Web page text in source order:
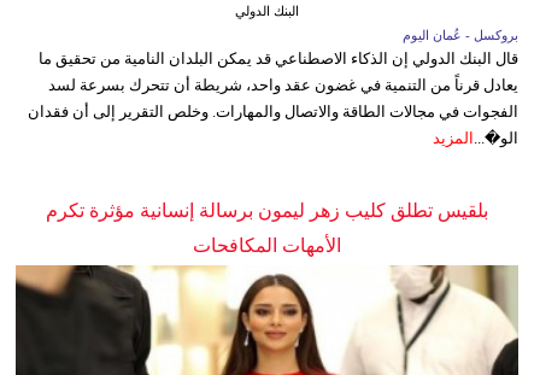
البنك الدولي
بروكسل - عُمان اليوم
قال البنك الدولي إن الذكاء الاصطناعي قد يمكن البلدان النامية من تحقيق ما
يعادل قرناً من التنمية في غضون عقد واحد، شريطة أن تتحرك بسرعة لسد
الفجوات في مجالات الطاقة والاتصال والمهارات. وخلص التقرير إلى أن فقدان
الو�... المزيد
بلقيس تطلق كليب زهر ليمون برسالة إنسانية مؤثرة تكرم
الأمهات المكافحات